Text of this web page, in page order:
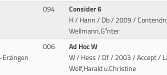
094
Consider 6
H / Hann / Db / 2009 /
Wellmann,G³nter
Erzingen
006
Ad Hoc W
W / Hess / Df / 2003 / Accept /
Wolf,Harald u.Christine